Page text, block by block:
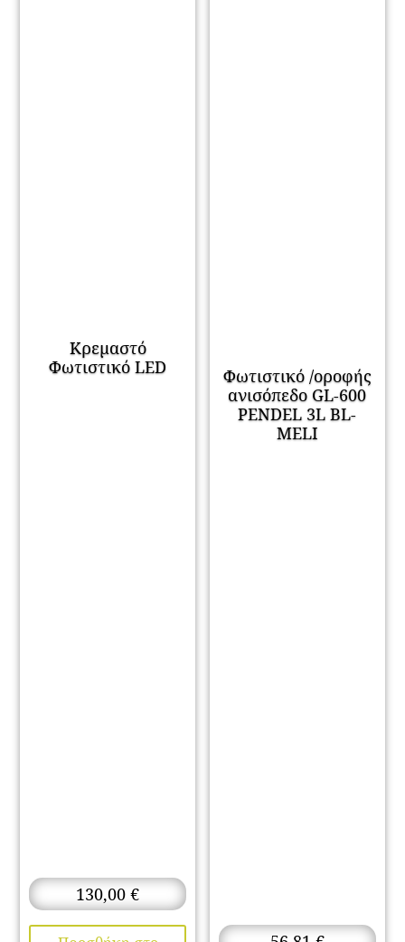
Κρεμαστό
Φωτιστικό LED
130,00€
Φωτιστικό /οροφής
ανισόπεδο GL-600
PENDEL 3L BL-
MELI